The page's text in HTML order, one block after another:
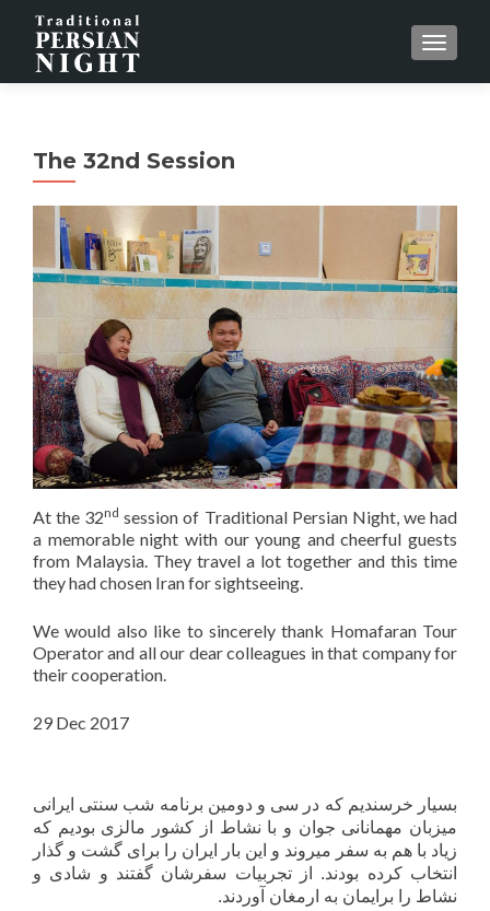
MENU
The 32nd Session
At the 32nd session of Traditional Persian Night, we had
a memorable night with our young and cheerful guests
from Malaysia. They travel a lot together and this time
they had chosen Iran for sightseeing.
We would also like to sincerely thank Homafaran Tour
Operator and all our dear colleagues in that company for
their cooperation.
29 Dec 2017
بسیار خرسندیم که در سی و دومین برنامه شب سنتی ایرانی
میزبان مهمانانی جوان و با نشاط از کشور مالزی بودیم که
زیاد با هم به سفر میروند و این بار ایران را برای گشت و گذار
انتخاب کرده بودند. از تجربیات سفرشان گفتند و شادی و
نشاط را برایمان به ارمغان آوردند.